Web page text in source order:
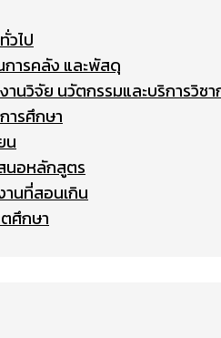
วไป
การคลัง และพัสดุ
านวิจัย นวัตกรรมและบริการวิชา
ารศึกษา
น
นอหลักสูตร
านที่สอนเกิน
ศึกษา